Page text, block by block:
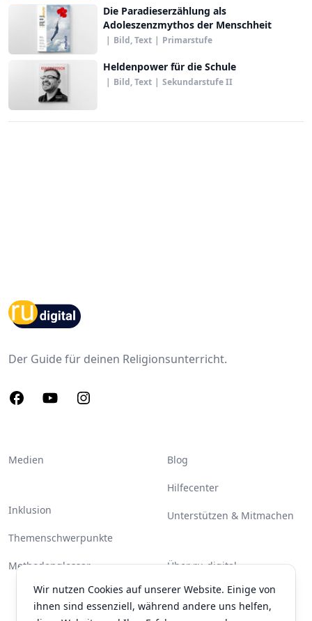
Die Paradieserzählung als
Adoleszenzmythos der Menschheit
| Bild, Text | Primarstufe
Heldenpower für die Schule
| Bild, Text | Sekundarstufe II
Wir nutzen Cookies auf unserer Website. Einige von
ihnen sind essenziell, während andere uns helfen,
Footer
Der Guide für deinen Religionsunterricht.
FacebookYoutubeInstagram
Medien
Inklusion
Themenschwerpunkte
Methodenglossar
Blog
Hilfecenter
Unterstützen & Mitmachen
Über ru-digital
Partner & Unterstützer